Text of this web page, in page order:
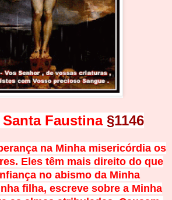
Faustina §1146
na Minha misericórdia os
Eles têm mais direito do que
no abismo da Minha
filha, escreve sobre a Minha